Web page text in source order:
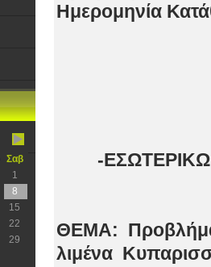
Σαβ
1
8
15
22
29
Ημερομηνία
-
ΘΕΜΑ:
λιμένα